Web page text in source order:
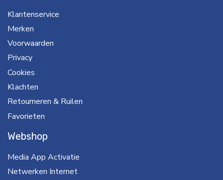
Klantenservice
Merken
Voorwaarden
Privacy
Cookies
Klachten
Retourneren & Ruilen
Favorieten
Webshop
Media App Activatie
Netwerken Internet